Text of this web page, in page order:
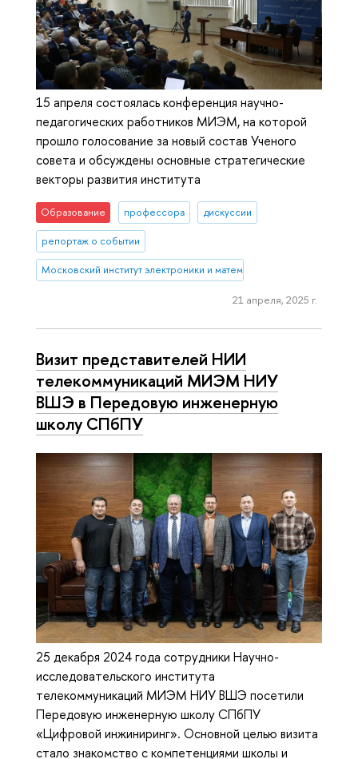
15 апреля состоялась конференция научно-
педагогических работников МИЭМ, на которой
прошло голосование за новый состав Ученого
совета и обсуждены основные стратегические
векторы развития института
Образование профессора дискуссии
репортаж о событии
Московский институт электроники и математики им. А.Н. Тихонова
21 апреля, 2025 г.
Визит представителей НИИ
телекоммуникаций МИЭМ НИУ
ВШЭ в Передовую инженерную
школу СПбПУ
25 декабря 2024 года сотрудники Научно-
исследовательского института
телекоммуникаций МИЭМ НИУ ВШЭ посетили
Передовую инженерную школу СПбПУ
«Цифровой инжиниринг». Основной целью визита
стало знакомство с компетенциями школы и